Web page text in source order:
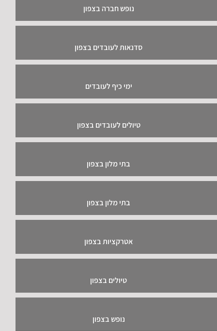
נופש חברה בצפון
סדנאות לעובדים בצפון
ימי כיף לעובדים
טיולים לעובדים בצפון
בתי מלון בצפון
בתי מלון בצפון
אטרקציות בצפון
טיולים בצפון
נופש בצפון